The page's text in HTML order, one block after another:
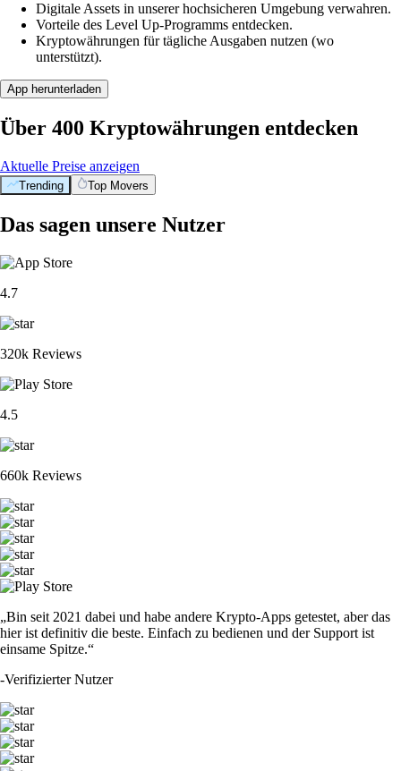
Digitale Assets in unserer hochsicheren Umgebung verwahren.
Vorteile des Level Up-Programms entdecken.
Kryptowährungen für tägliche Ausgaben nutzen (wo
unterstützt).
App herunterladen
Über 400 Kryptowährungen entdecken
Aktuelle Preise anzeigen
Trending Top Movers
Das sagen unsere Nutzer
4.7
320k Reviews
4.5
660k Reviews
„Bin seit 2021 dabei und habe andere Krypto-Apps getestet, aber das
hier ist definitiv die beste. Einfach zu bedienen und der Support ist
einsame Spitze.“
-Verifizierter Nutzer